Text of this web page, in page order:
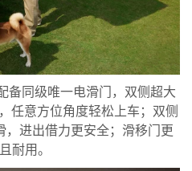
备同级唯一电滑门，双侧超大
任意方位角度轻松上车；双侧
，进出借力更安全；滑移门更
耐用。